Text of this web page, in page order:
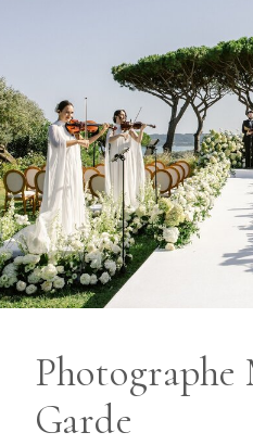
Photographe
Garde